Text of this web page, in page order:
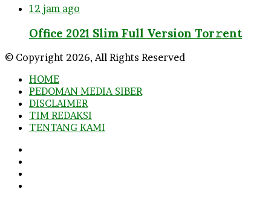
12 jam ago
Office 2021 Slim Full Version Tor𝚛ent
© Copyright 2026, All Rights Reserved
HOME
PEDOMAN MEDIA SIBER
DISCLAIMER
TIM REDAKSI
TENTANG KAMI